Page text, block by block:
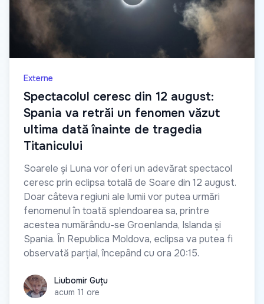
Externe
Spectacolul ceresc din 12 august:
Spania va retrăi un fenomen văzut
ultima dată înainte de tragedia
Titanicului
Soarele și Luna vor oferi un adevărat spectacol
ceresc prin eclipsa totală de Soare din 12 august.
Doar câteva regiuni ale lumii vor putea urmări
fenomenul în toată splendoarea sa, printre
acestea numărându-se Groenlanda, Islanda și
Spania. În Republica Moldova, eclipsa va putea fi
observată parțial, începând cu ora 20:15.
Liubomir Guțu
Liubomir Guțu
acum 11 ore